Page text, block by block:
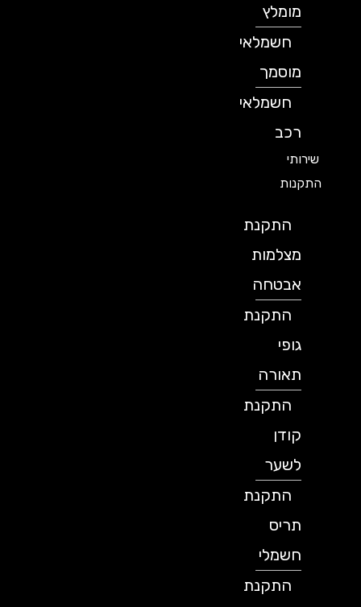
מומלץ
חשמלאי
מוסמך
חשמלאי
שירותי
התקנות
התקנת
מצלמות
אבטחה
התקנת
תאורה
התקנת
לשער
התקנת
תריס
חשמלי
התקנת